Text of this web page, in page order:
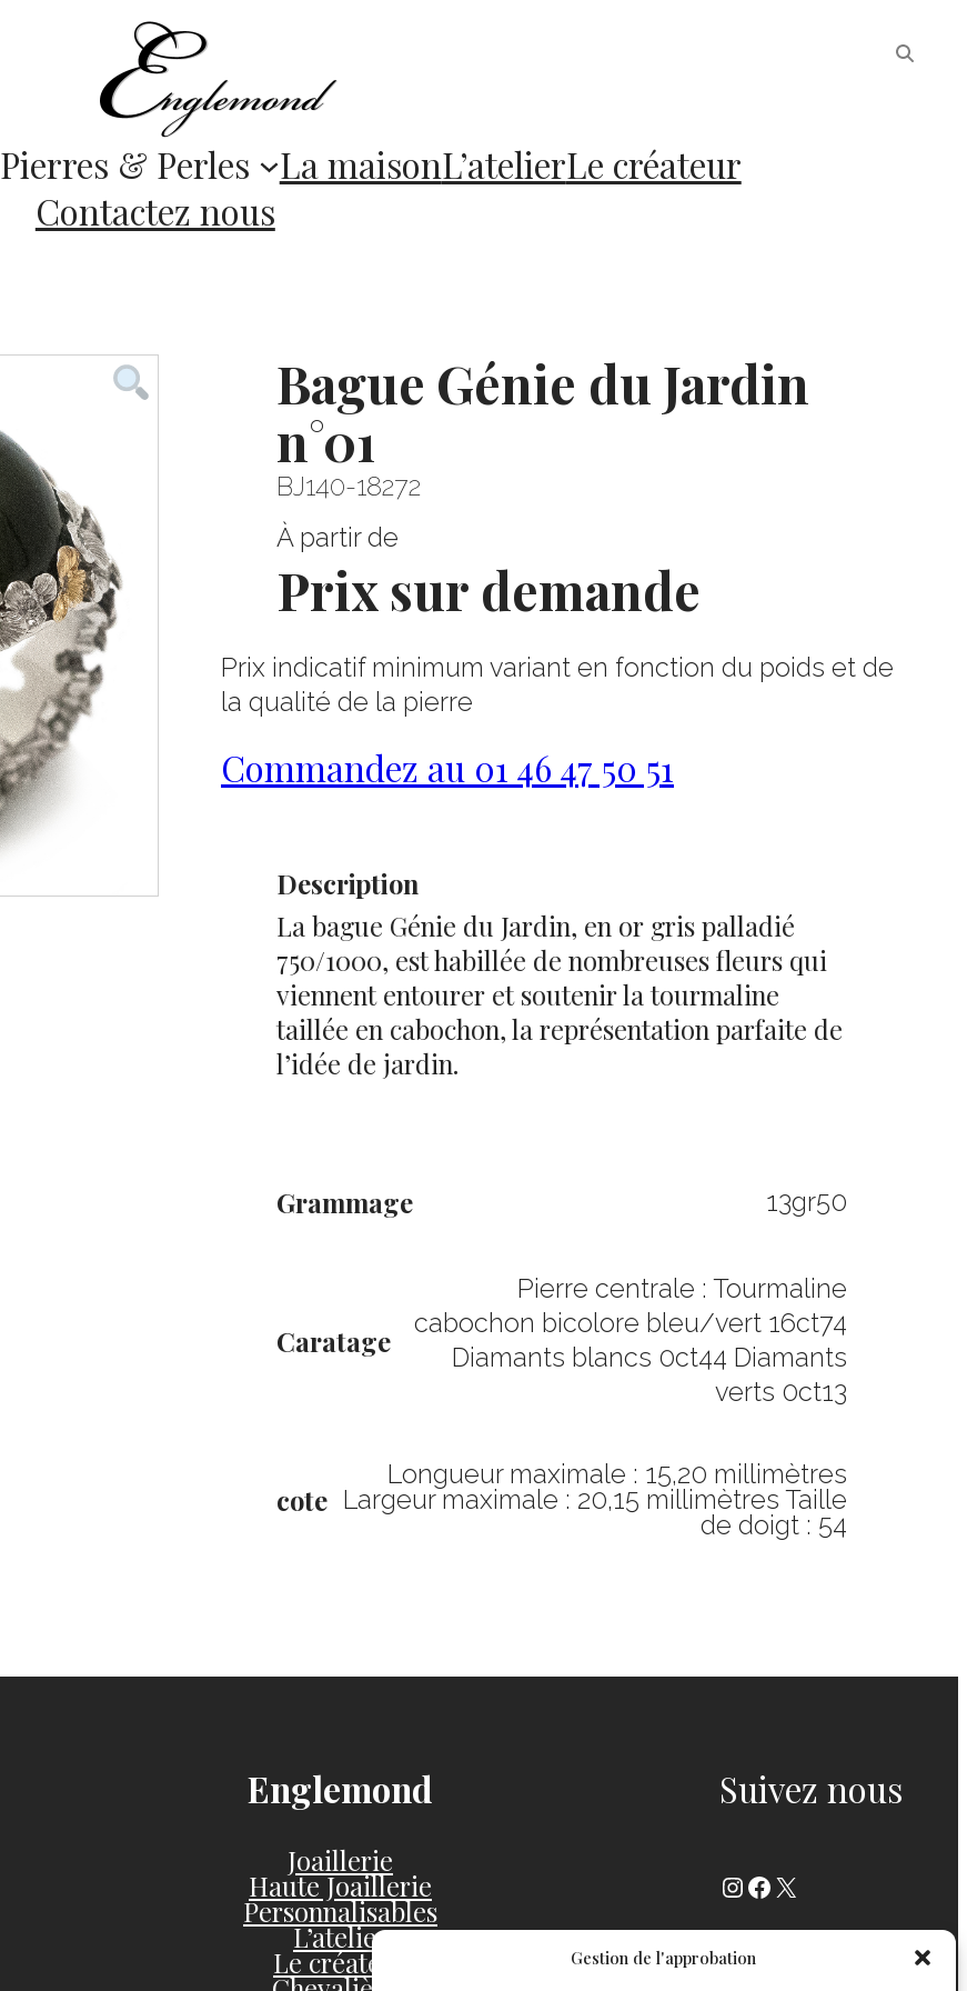
Gestion de l'approbation
Pierres & Perles La maisonL’atelierLe créateur
Contactez nous
Bague Génie du Jardin
n°01
BJ140-18272
À partir de
Prix sur demande
Prix indicatif minimum variant en fonction du poids et de
la qualité de la pierre
Commandez au 01 46 47 50 51
Description
La bague Génie du Jardin, en or gris palladié
750/1000, est habillée de nombreuses fleurs qui
viennent entourer et soutenir la tourmaline
taillée en cabochon, la représentation parfaite de
l’idée de jardin.
Grammage 13gr50
Caratage
Pierre centrale : Tourmaline
cabochon bicolore bleu/vert 16ct74
Diamants blancs 0ct44 Diamants
verts 0ct13
cote
Longueur maximale : 15,20 millimètres
Largeur maximale : 20,15 millimètres Taille
de doigt : 54
Englemond
Joaillerie
Haute Joaillerie
Personnalisables
L’atelier
Le créateur
Suivez nous
Instagram
Facebook
X